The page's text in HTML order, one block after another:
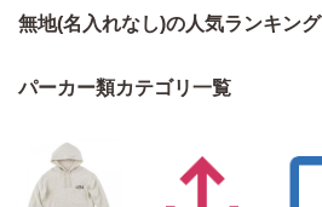
無地(名入れなし)の人気ランキング
パーカー類カテゴリ一覧